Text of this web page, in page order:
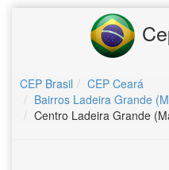
CEP Brasil
CEP Ceará
Bairros Ladeira Grande
Centro Ladeira Grande